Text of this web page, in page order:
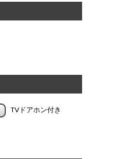
TVドアホン付き